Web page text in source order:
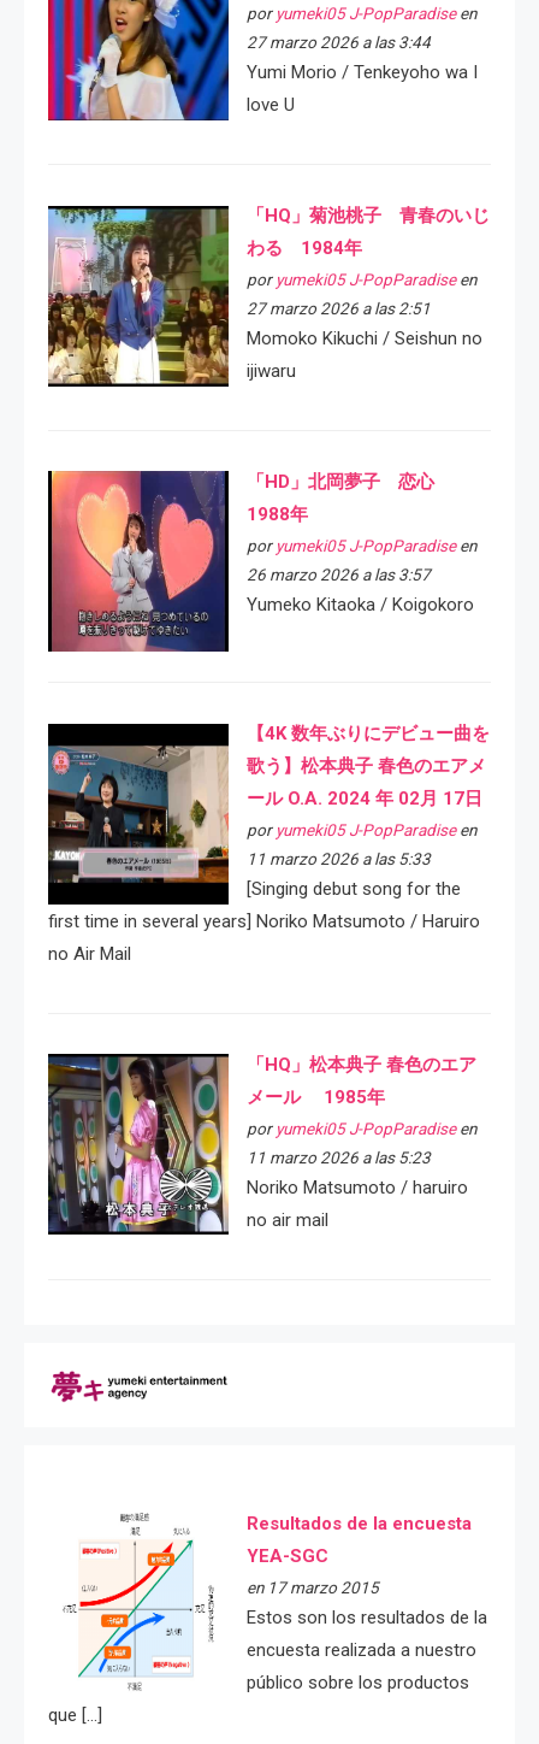
por yumeki05 J-PopParadiseen
27 marzo 2026 a las 3:44
Yumi Morio / Tenkeyoho wa I
love U
「HQ」菊池桃子 青春のいじ
わる 1984年
por yumeki05 J-PopParadiseen
27 marzo 2026 a las 2:51
Momoko Kikuchi / Seishun no
ijiwaru
「HD」北岡夢子 恋心
1988年
por yumeki05 J-PopParadiseen
26 marzo 2026 a las 3:57
Yumeko Kitaoka / Koigokoro
【4K 数年ぶりにデビュー曲を
歌う】松本典子 春色のエアメ
ール O.A. 2024 年 02月 17日
por yumeki05 J-PopParadiseen
11 marzo 2026 a las 5:33
[Singing debut song for the
first time in several years] Noriko Matsumoto / Haruiro
no Air Mail
「HQ」松本典子 春色のエア
メール 1985年
por yumeki05 J-PopParadiseen
11 marzo 2026 a las 5:23
Noriko Matsumoto / haruiro
no air mail
Resultados de la encuesta
YEA-SGC
en 17 marzo 2015
Estos son los resultados de la
encuesta realizada a nuestro
público sobre los productos
que […]